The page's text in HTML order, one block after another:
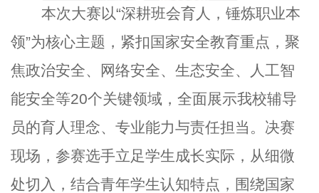
本次大赛以“深耕班会育人，锤炼职业本
领”为核心主题，紧扣国家安全教育重点，聚
焦政治安全、网络安全、生态安全、人工智
能安全等20个关键领域，全面展示我校辅导
员的育人理念、专业能力与责任担当。决赛
现场，参赛选手立足学生成长实际，从细微
处切入，结合青年学生认知特点，围绕国家